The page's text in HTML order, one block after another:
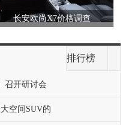
长安欧尚X7价格调查
排行榜
召开研讨会
空间SUV的